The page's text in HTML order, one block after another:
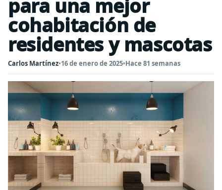
para una mejor
cohabitación de
residentes y mascotas
Carlos Martínez•16 de enero de 2025•Hace 81 semanas